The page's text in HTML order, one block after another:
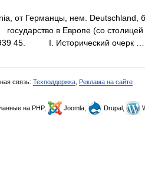
от Германцы, нем. Deutschland,
в Европе (со столицей
45. I. Исторический очерк
связь: Техподдержка Реклама на сайте
на PHP, Joomla, Drupal,